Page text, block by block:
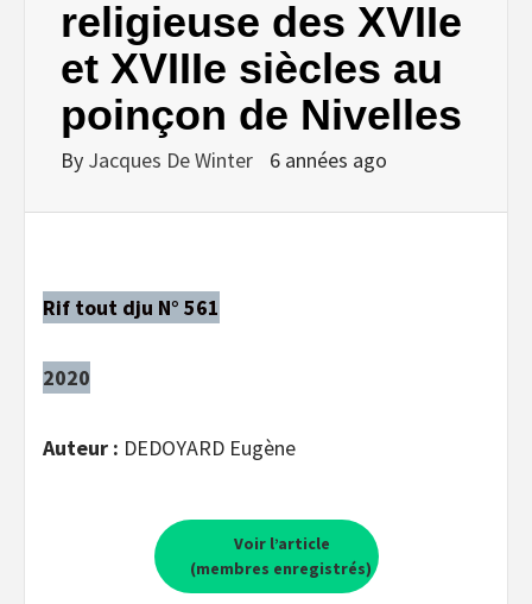
religieuse des XVIIe
et XVIIIe siècles au
poinçon de Nivelles
By Jacques De Winter 6 années ago
Rif tout dju N° 561
2020
Auteur : DEDOYARD Eugène
Voir l’article
(membres enregistrés)